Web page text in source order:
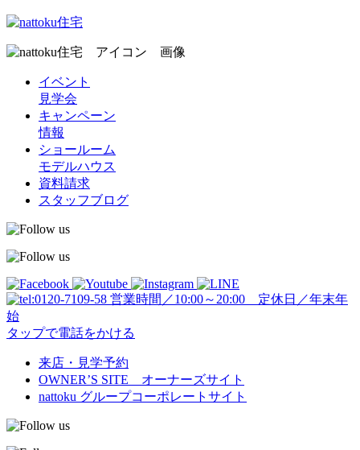
イベント
見学会
キャンペーン
情報
ショールーム
モデルハウス
資料請求
スタッフブログ
営業時間／10:00～20:00 定休日／年末年
始
タップで電話をかける
来店・見学予約
OWNER’S SITE オーナーズサイト
nattoku グループコーポレートサイト